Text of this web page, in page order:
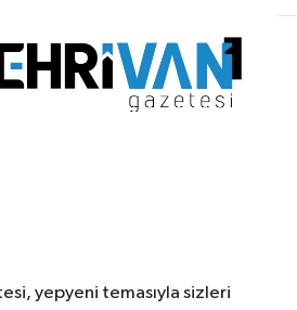
yepyeni temasıyla sizleri